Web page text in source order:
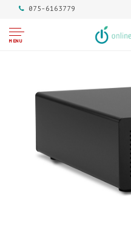
075-6163779
MENU